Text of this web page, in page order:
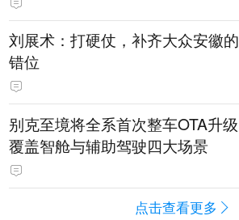
刘展术：打硬仗，补齐大众安徽的
错位
别克至境将全系首次整车OTA升级
覆盖智舱与辅助驾驶四大场景
点击查看更多